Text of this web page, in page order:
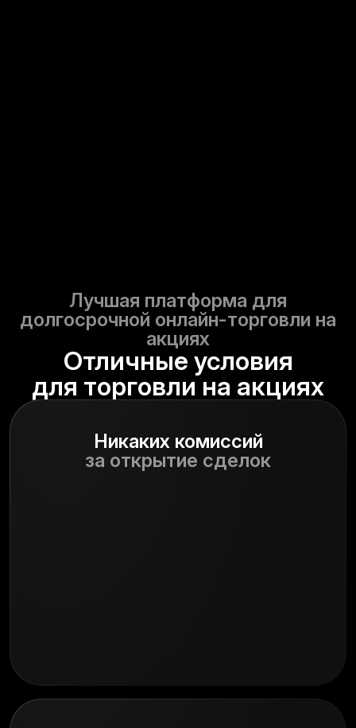
Лучшая платформа для
долгосрочной онлайн-торговли на
акциях
Отличные условия
для торговли на акциях
Никаких комиссий
за открытие сделок